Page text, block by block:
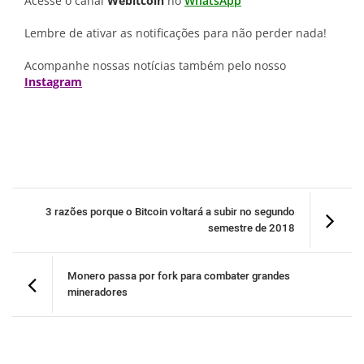
Lembre de ativar as notificações para não perder nada!
Acompanhe nossas notícias também pelo nosso
Instagram
3 razões porque o Bitcoin voltará a subir no segundo
semestre de 2018
Monero passa por fork para combater grandes
mineradores